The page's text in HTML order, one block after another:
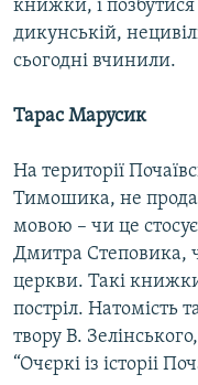
книжки, і
дикунській,
сьогодні вчинили.
Тарас Марусик
На території
Тимошика, не
мовою – чи це
Дмитра Степовика,
церкви. Такі
постріл. Натомість
твору В.
“Очєркі із історіі